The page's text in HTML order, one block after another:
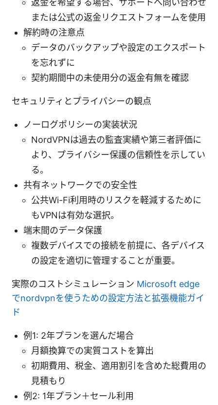
返金を希望する場合、サポートへ問い合わせ
または公式の返金リクエストフォームを使用
解約時の注意点
データのバックアップや設定のエクスポート
を忘れずに
契約期間中の未使用分の返金有無を確認
セキュリティとプライバシーの観点
ノーログポリシーの実装状況
NordVPNは過去の監査実績や第三者評価に
より、プライバシー保護の信頼性を示してい
る。
共有ネットワークでの安全性
公共Wi-Fi利用時のリスクを軽減するために
もVPNは有効な選択。
端末間のデータ保護
複数デバイスでの接続を前提に、各デバイス
の設定を適切に管理することが重要。
実際のコストシミュレーション Microsoft edge
でnordvpnを使うための設定方法と拡張機能ガイ
ド
例1: 2年プランを選んだ場合
月額換算での実質コストを算出
初期費用、税金、適用割引を含めた総費用の
見積もり
例2: 1年プラン＋セール利用